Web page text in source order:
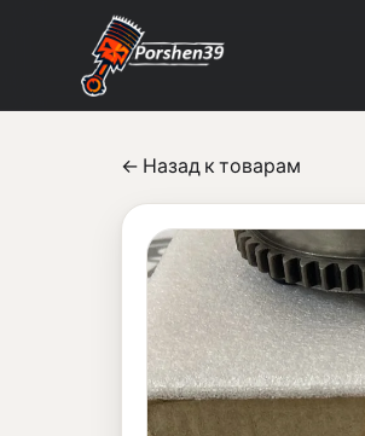
← Назад к товарам